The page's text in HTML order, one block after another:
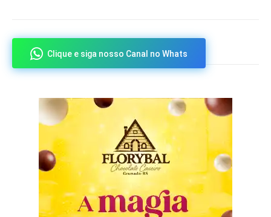
Clique e siga nosso Canal no Whats